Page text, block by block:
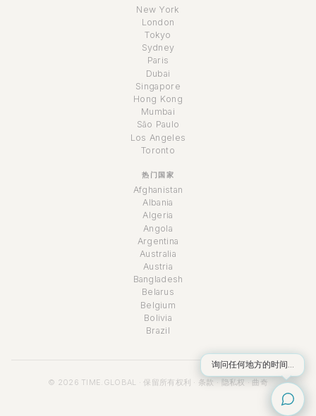
New York
London
Tokyo
Sydney
Paris
Dubai
Singapore
Hong Kong
Mumbai
São Paulo
Los Angeles
Toronto
热门国家
Afghanistan
Albania
Algeria
Angola
Argentina
Australia
Austria
Bangladesh
Belarus
Belgium
Bolivia
Brazil
© 2026 TIME.GLOBAL · 保留所有权利 · 条款 · 隐私权 · 曲奇
询问任何地方的时间...